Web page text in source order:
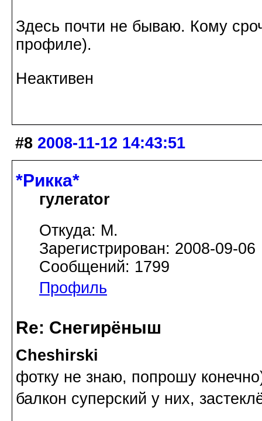
Здесь почти не бываю. Кому
профиле).
Неактивен
#8 2008-11-12 14:43:51
*Рикка*
гулеrator
Откуда: М.
Зарегистрирован: 2008-09-06
Сообщений: 1799
Профиль
Re: Снегирёныш
Cheshirski
фотку не знаю, попрошу
балкон суперский у них,